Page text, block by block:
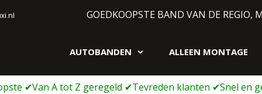
GOEDKOOPSTE BAND VAN DE REGIO,
AUTOBANDEN ALLEEN MONTAGE